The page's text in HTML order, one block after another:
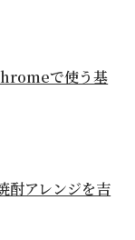
で使う基
酎アレンジを吉